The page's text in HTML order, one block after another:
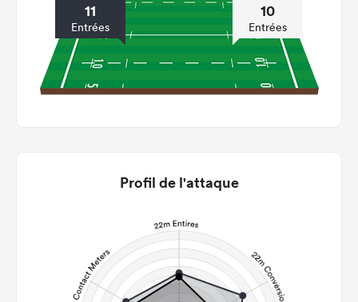
11
Entrées
10
Entrées
Profil de l'attaque